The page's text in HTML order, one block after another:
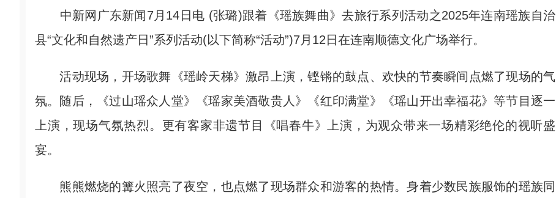
中新网广东新闻7月14日电 (张璐)跟着《瑶族舞曲》去旅行系列活动之2025年连南瑶族自治
县“文化和自然遗产日”系列活动(以下简称“活动”)7月12日在连南顺德文化广场举行。
活动现场，开场歌舞《瑶岭天梯》激昂上演，铿锵的鼓点、欢快的节奏瞬间点燃了现场的气
氛。随后，《过山瑶众人堂》《瑶家美酒敬贵人》《红印满堂》《瑶山开出幸福花》等节目逐一
上演，现场气氛热烈。更有客家非遗节目《唱春牛》上演，为观众带来一场精彩绝伦的视听盛
宴。
熊熊燃烧的篝火照亮了夜空，也点燃了现场群众和游客的热情。身着少数民族服饰的瑶族同